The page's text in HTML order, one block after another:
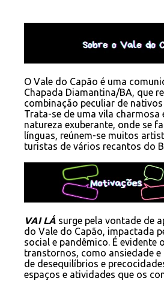
O Vale do Capão é uma
Chapada Diamantina/BA, que
combinação peculiar de
Trata-se de uma vila charmosa
natureza exuberante, onde se
línguas, reúnem-se muitos
turistas de vários recantos do
VAI LÁ surge pela vontade de
do Vale do Capão, impactada
social e pandêmico. É evidente
transtornos, como ansiedade e
de desequilíbrios e
espaços e atividades que os